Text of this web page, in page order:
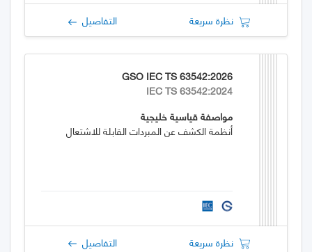
نظرة سريعة التفاصيل
GSO IEC TS 63542:2026
IEC TS 63542:2024
مواصفة قياسية خليجية
أنظمة الكشف عن المبردات القابلة للاشتعال
نظرة سريعة التفاصيل